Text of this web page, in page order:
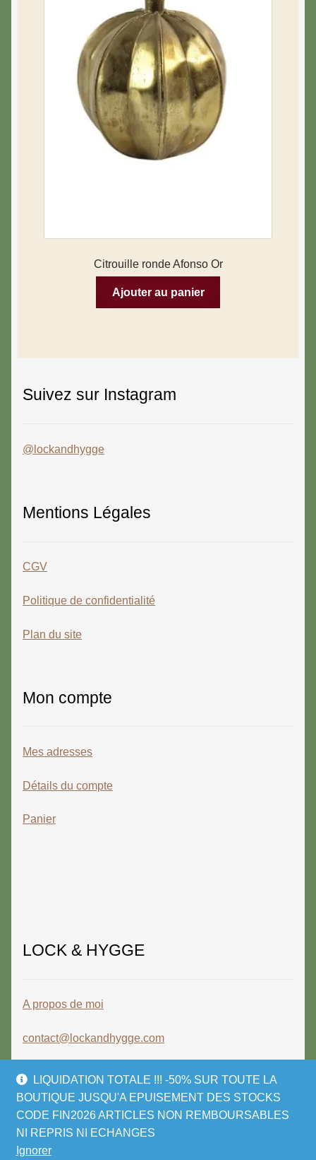
LIQUIDATION TOTALE !!! -50% SUR TOUTE LA
BOUTIQUE JUSQU'A EPUISEMENT DES STOCKS
CODE FIN2026 ARTICLES NON REMBOURSABLES
NI REPRIS NI ECHANGES
Ignorer
Citrouille ronde Afonso Or
Ajouter au panier
Suivez sur Instagram
@lockandhygge
Mentions Légales
CGV
Politique de confidentialité
Plan du site
Mon compte
Mes adresses
Détails du compte
Panier
LOCK & HYGGE
A propos de moi
contact@lockandhygge.com
© LOCK & HYGGE 2026